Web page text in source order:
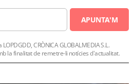
APUNTA'M
CRÒNICA GLOBALMEDIA S.L.
la finalitat de remetre-li notícies d'actualitat.